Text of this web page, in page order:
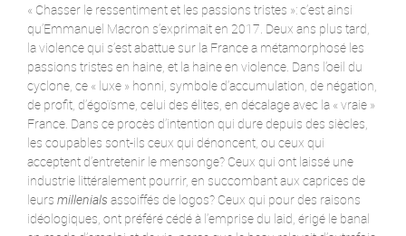
« Chasser le ressentiment et les passions tristes »: c’est ainsi
qu’Emmanuel Macron s’exprimait en 2017. Deux ans plus tard,
la violence qui s’est abattue sur la France a métamorphosé les
passions tristes en haine, et la haine en violence. Dans l’oeil du
cyclone, ce « luxe » honni, symbole d’accumulation, de négation,
de profit, d’égoïsme, celui des élites, en décalage avec la « vraie »
France. Dans ce procès d’intention qui dure depuis des siècles,
les coupables sont-ils ceux qui dénoncent, ou ceux qui
acceptent d’entretenir le mensonge? Ceux qui ont laissé une
industrie littéralement pourrir, en succombant aux caprices de
leurs millenials assoiffés de logos? Ceux qui pour des raisons
idéologiques, ont préféré cédé à l’emprise du laid, érigé le banal